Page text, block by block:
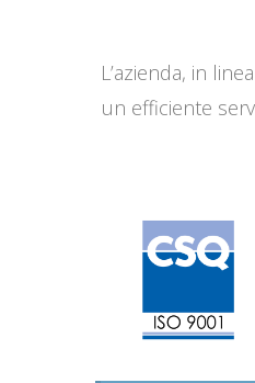
L’azienda, in
un efficiente